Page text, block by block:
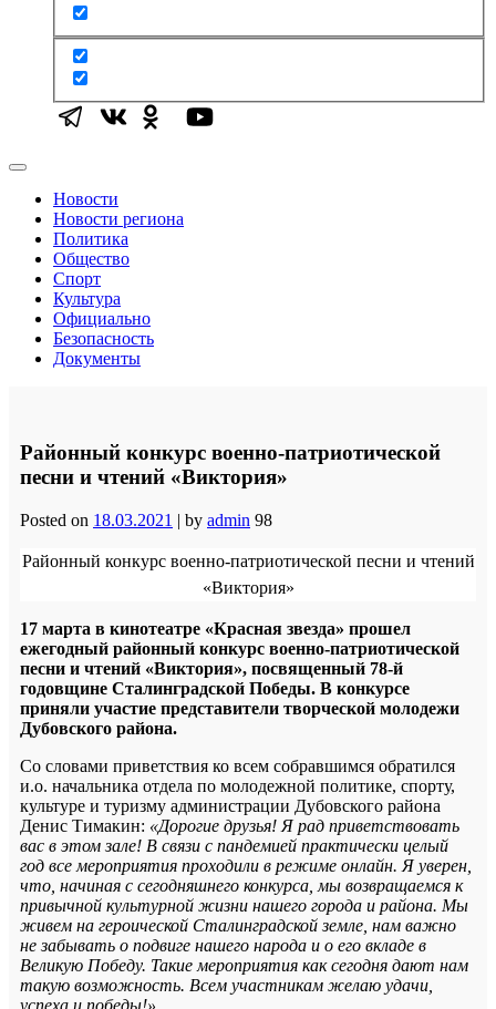
Новости
Новости региона
Политика
Общество
Спорт
Культура
Официально
Безопасность
Документы
Районный конкурс военно-патриотической
песни и чтений «Виктория»
Posted on 18.03.2021 | by admin 98
Районный конкурс военно-патриотической песни и чтений
«Виктория»
17 марта в кинотеатре «Красная звезда» прошел
ежегодный районный конкурс военно-патриотической
песни и чтений «Виктория», посвященный 78-й
годовщине Сталинградской Победы. В конкурсе
приняли участие представители творческой молодежи
Дубовского района.
Со словами приветствия ко всем собравшимся обратился
и.о. начальника отдела по молодежной политике, спорту,
культуре и туризму администрации Дубовского района
Денис Тимакин: «Дорогие друзья! Я рад приветствовать
вас в этом зале! В связи с пандемией практически целый
год все мероприятия проходили в режиме онлайн. Я уверен,
что, начиная с сегодняшнего конкурса, мы возвращаемся к
привычной культурной жизни нашего города и района. Мы
живем на героической Сталинградской земле, нам важно
не забывать о подвиге нашего народа и о его вкладе в
Великую Победу. Такие мероприятия как сегодня дают нам
такую возможность. Всем участникам желаю удачи,
успеха и победы!»